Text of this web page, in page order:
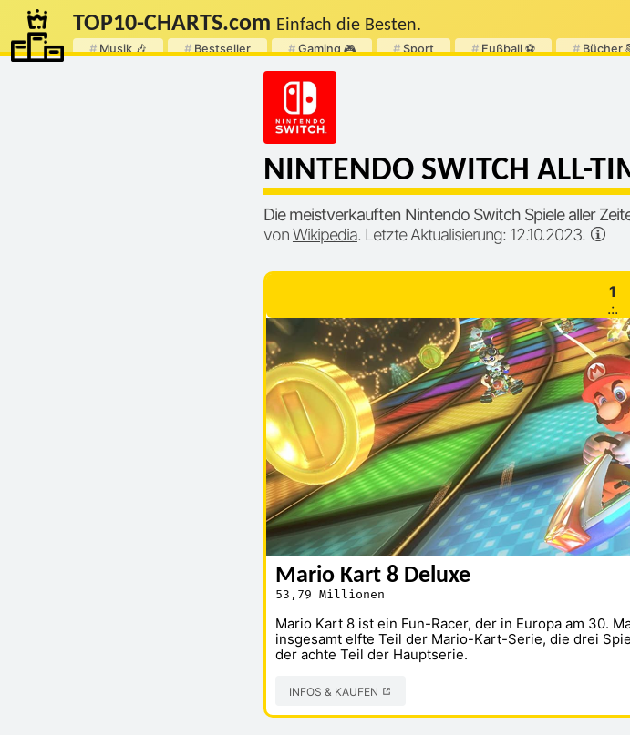
TOP10-CHARTS.com Einfach die Besten.
# Musik 🎶 # Bestseller # Gaming 🎮 # Sport # Fußball ⚽ # Bücher
NINTENDO SWITCH ALL-
Die meistverkauften Nintendo Switch Spiele aller
vonWikipedia. Letzte Aktualisierung: 12.10.2023.
.:.
1
Mario Kart 8 Deluxe
53,79 Millionen
Mario Kart 8 ist ein Fun-Racer, der in Europa am 30.
insgesamt elfte Teil der Mario-Kart-Serie, die drei
der achte Teil der Hauptserie.
INFOS & KAUFEN